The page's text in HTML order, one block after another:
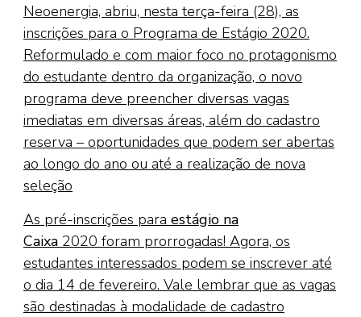
Neoenergia, abriu, nesta terça-feira (28), as
inscrições para o Programa de Estágio 2020.
Reformulado e com maior foco no protagonismo
do estudante dentro da organização, o novo
programa deve preencher diversas vagas
imediatas em diversas áreas, além do cadastro
reserva – oportunidades que podem ser abertas
ao longo do ano ou até a realização de nova
seleção
As pré-inscrições para estágio na
Caixa 2020 foram prorrogadas! Agora, os
estudantes interessados podem se inscrever até
o dia 14 de fevereiro. Vale lembrar que as vagas
são destinadas à modalidade de cadastro